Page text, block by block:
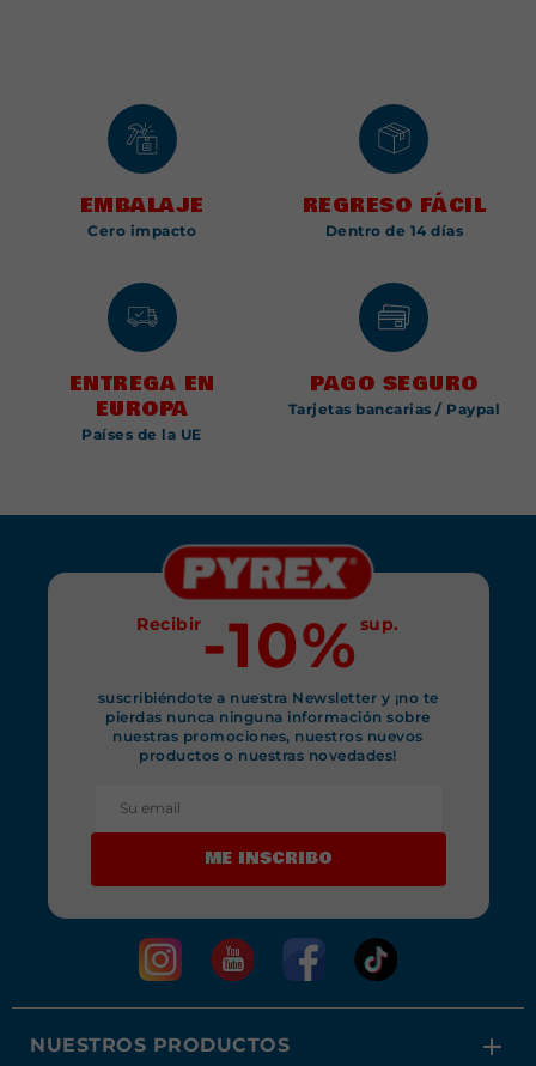
EMBALAJE
Cero impacto
REGRESO FÁCIL
Dentro de 14 días
ENTREGA EN
EUROPA
Países de la UE
PAGO SEGURO
Tarjetas bancarias / Paypal
Recibir-10% sup.
suscribiéndote a nuestra Newsletter y ¡no te
pierdas nunca ninguna información sobre
nuestras promociones, nuestros nuevos
productos o nuestras novedades!
ME INSCRIBO
NUESTROS PRODUCTOS